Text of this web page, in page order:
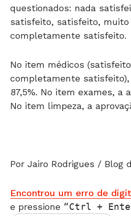
questionados: nada
satisfeito, satisfeito,
completamente satisfeito.
No item médicos
completamente satisfeito),
87,5%. No item exames, a
No item limpeza, a
Por Jairo Rodrigues / Blog
Encontrou um erro de
e pressione
Ctrl +